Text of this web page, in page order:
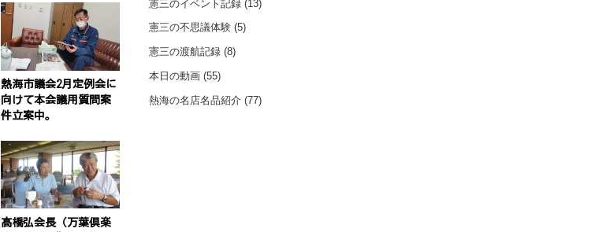
熱海市議会2月定例会に
向けて本会議用質問案
件立案中。
髙橋弘会長（万葉倶楽
憲三のイベント記録(13)
憲三の不思議体験(5)
憲三の渡航記録(8)
本日の動画(55)
熱海の名店名品紹介(77)